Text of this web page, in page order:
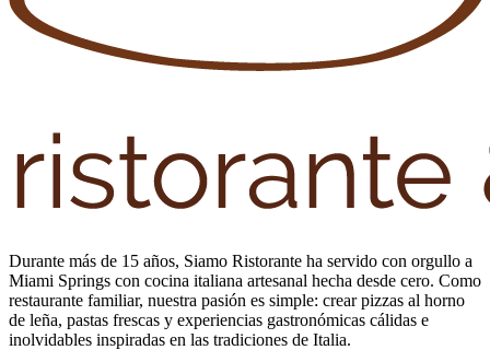
Durante más de 15 años, Siamo Ristorante ha servido con orgullo a
Miami Springs con cocina italiana artesanal hecha desde cero. Como
restaurante familiar, nuestra pasión es simple: crear pizzas al horno
de leña, pastas frescas y experiencias gastronómicas cálidas e
inolvidables inspiradas en las tradiciones de Italia.